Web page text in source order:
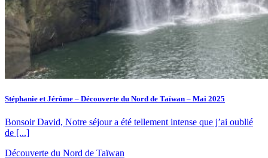
Stéphanie et Jérôme – Découverte du Nord de Taïwan – Mai 2025
Bonsoir David, Notre séjour a été tellement intense que j’ai oublié
de [...]
Découverte du Nord de Taïwan